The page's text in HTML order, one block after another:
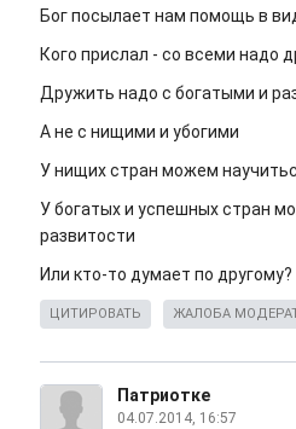
Бог посылает нам помощь в
Кого прислал - со всеми надо
Дружить надо с богатыми и
А не с нищими и убогими
У нищих стран можем
У богатых и успешных стран
развитости
Или кто-то думает по другому?
ЦИТИРОВАТЬ ЖАЛОБА
Патриотке
04.07.2014, 16:57